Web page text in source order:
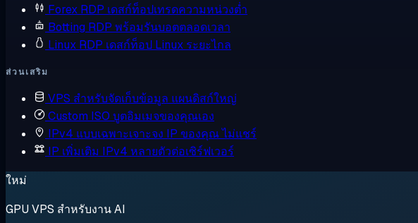
Forex RDP เดสก์ท็อปเทรดความหน่วงต่ำ
Botting RDP พร้อมรันบอตตลอดเวลา
Linux RDP เดสก์ท็อป Linux ระยะไกล
ส่วนเสริม
VPS สำหรับจัดเก็บข้อมูล แผนดิสก์ใหญ่
Custom ISO บูตอิมเมจของคุณเอง
IPv4 แบบเฉพาะเจาะจง IP ของคุณ ไม่แชร์
IP เพิ่มเติม IPv4 หลายตัวต่อเซิร์ฟเวอร์
ใหม่
GPU VPS สำหรับงาน AI